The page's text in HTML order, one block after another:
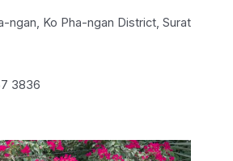
ngan, Ko Pha-ngan District, Surat
3836